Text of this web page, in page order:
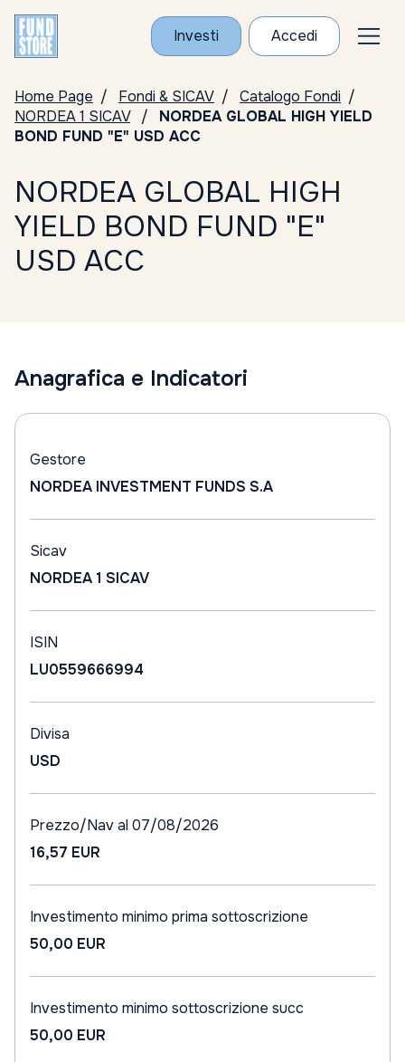
Investi Accedi
Home Page Fondi & SICAV
Catalogo Fondi
NORDEA 1 SICAV
NORDEA GLOBAL HIGH YIELD
BOND FUND "E" USD ACC
NORDEA GLOBAL HIGH
YIELD BOND FUND "E"
USD ACC
Anagrafica e Indicatori
Gestore
NORDEA INVESTMENT FUNDS S.A
Sicav
NORDEA 1 SICAV
ISIN
LU0559666994
Divisa
USD
Prezzo/Nav al 07/08/2026
16,57 EUR
Investimento minimo prima sottoscrizione
50,00 EUR
Investimento minimo sottoscrizione succ
50,00 EUR